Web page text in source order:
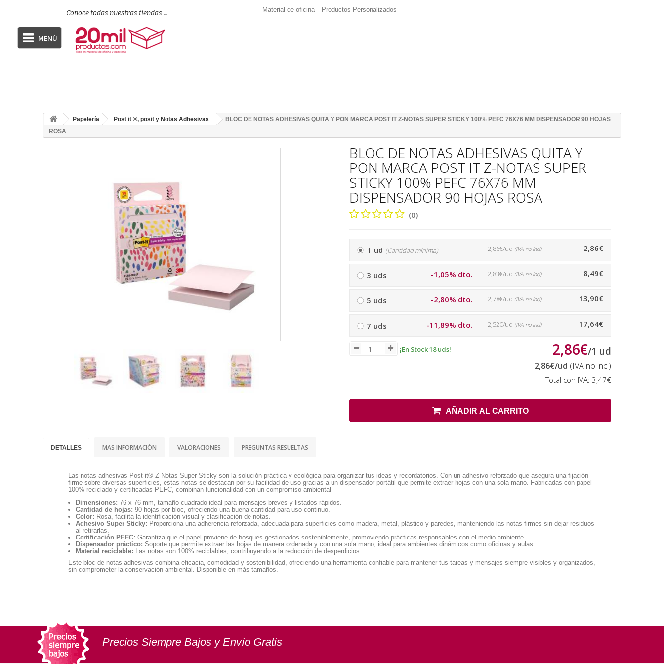
Conoce todas nuestras tiendas ... Material de oficina Productos Personalizados
MENÚ
Papelería Post it ®, posit y Notas Adhesivas
BLOC DE NOTAS ADHESIVAS QUITA Y PON MARCA POST IT Z-NOTAS SUPER STICKY 100% PEFC 76X76 MM DISPENSADOR 90 HOJAS
ROSA
BLOC DE NOTAS ADHESIVAS QUITA Y
PON MARCA POST IT Z-NOTAS SUPER
STICKY 100% PEFC 76X76 MM
DISPENSADOR 90 HOJAS ROSA
(0)
1 ud (Cantidad mínima) 2,86€
2,86€/ud (IVA no incl)
3 uds -1,05% dto. 8,49€
2,83€/ud (IVA no incl)
5 uds -2,80% dto. 13,90€
2,78€/ud (IVA no incl)
7 uds -11,89% dto. 17,64€
2,52€/ud (IVA no incl)
¡En Stock 18 uds! 2,86€/1 ud
2,86€/ud (IVA no incl)
Total con IVA: 3,47€
AÑADIR AL CARRITO
DETALLES MAS INFORMACIÓN VALORACIONES PREGUNTAS RESUELTAS
Las notas adhesivas Post-it® Z-Notas Super Sticky son la solución práctica y ecológica para organizar tus ideas y recordatorios. Con un adhesivo reforzado que asegura una fijación
firme sobre diversas superficies, estas notas se destacan por su facilidad de uso gracias a un dispensador portátil que permite extraer hojas con una sola mano. Fabricadas con papel
100% reciclado y certificadas PEFC, combinan funcionalidad con un compromiso ambiental.
Dimensiones: 76 x 76 mm, tamaño cuadrado ideal para mensajes breves y listados rápidos.
Cantidad de hojas: 90 hojas por bloc, ofreciendo una buena cantidad para uso continuo.
Color: Rosa, facilita la identificación visual y clasificación de notas.
Adhesivo Super Sticky: Proporciona una adherencia reforzada, adecuada para superficies como madera, metal, plástico y paredes, manteniendo las notas firmes sin dejar residuos
al retirarlas.
Certificación PEFC: Garantiza que el papel proviene de bosques gestionados sosteniblemente, promoviendo prácticas responsables con el medio ambiente.
Dispensador práctico: Soporte que permite extraer las hojas de manera ordenada y con una sola mano, ideal para ambientes dinámicos como oficinas y aulas.
Material reciclable: Las notas son 100% reciclables, contribuyendo a la reducción de desperdicios.
Este bloc de notas adhesivas combina eficacia, comodidad y sostenibilidad, ofreciendo una herramienta confiable para mantener tus tareas y mensajes siempre visibles y organizados,
sin comprometer la conservación ambiental. Disponible en más tamaños.
Precios Siempre Bajos y Envío Gratis